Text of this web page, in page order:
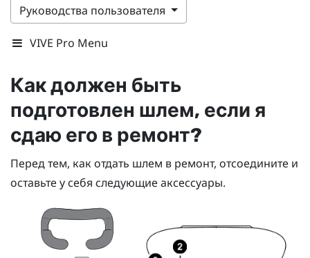
Руководства пользователя
VIVE Pro Menu
Как должен быть
подготовлен шлем, если я
сдаю его в ремонт?
Перед тем, как отдать шлем в ремонт, отсоедините и
оставьте у себя следующие аксессуары.